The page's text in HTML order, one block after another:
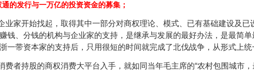
的发行与一万亿的投资资金的募集；
业家开始找起，取得其中一部分对商权理论、模式、已有基础建设及
钱、分钱的机构与企业家的支持，是继承与发展的最好办法，是最简
一带资本家的支持后，只用很短的时间就完成了北伐战争，从形式上统
费者持股的商权消费大平台入手，就如同当年毛主席的“农村包围城市